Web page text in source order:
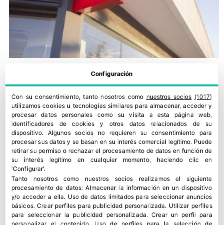
Dia España acelera su crecimiento y gana cuota en el primer
semestre
30 julio, 2026
Configuración
Con su consentimiento, tanto nosotros como nuestros socios (1017)
utilizamos cookies u tecnologías similares para almacenar, acceder y
procesar datos personales como su visita a esta página web,
identificadores de cookies y otros datos relacionados de su
dispositivo. Algunos socios no requieren su consentimiento para
procesar sus datos y se basan en su interés comercial legítimo. Puede
retirar su permiso o rechazar el procesamiento de datos en función de
su interés legítimo en cualquier momento, haciendo clic en
'Configurar'.
Tanto nosotros como nuestros socios realizamos el siguiente
procesamiento de datos:Almacenar la información en un dispositivo
y/o acceder a ella. Uso de datos limitados para seleccionar anuncios
básicos.Crear perfiles para publicidad personalizada. Utilizar perfiles
para seleccionar la publicidad personalizada.Crear un perfil para